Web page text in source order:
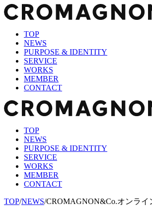
TOP
NEWS
PURPOSE & IDENTITY
SERVICE
WORKS
MEMBER
CONTACT
TOP
NEWS
PURPOSE & IDENTITY
SERVICE
WORKS
MEMBER
CONTACT
TOP/NEWS/CROMAGNON&Co.オンライ